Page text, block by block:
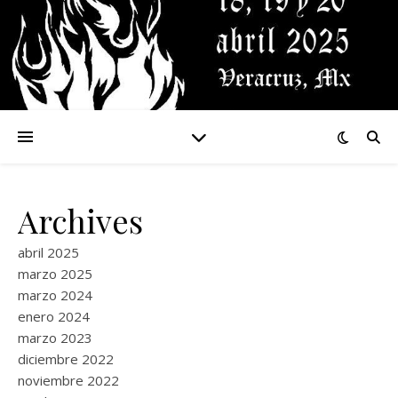
Archives
abril 2025
marzo 2025
marzo 2024
enero 2024
marzo 2023
diciembre 2022
noviembre 2022